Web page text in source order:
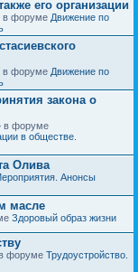
его организации
в форуме Движение по
в форуме Движение по
закона о
в форуме
в обществе.
Олива
Анонсы
масле
Здоровый образ жизни
форуме Трудоустройство.